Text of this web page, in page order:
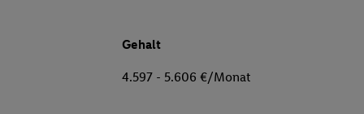
Gehalt
4.597 - 5.606 €/Monat